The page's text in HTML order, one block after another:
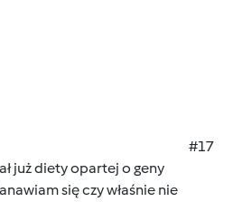
#17
już diety opartej o geny
się czy właśnie nie